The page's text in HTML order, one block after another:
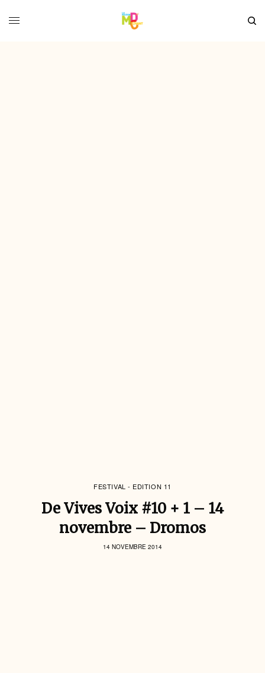
FESTIVAL - EDITION 11
De Vives Voix #10 + 1 – 14
novembre – Dromos
14 NOVEMBRE 2014